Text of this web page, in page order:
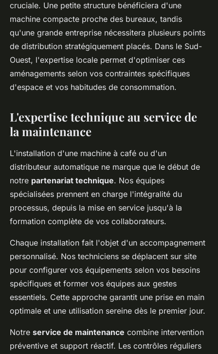
cruciale. Une petite structure bénéficiera d'une
machine compacte proche des bureaux, tandis
qu'une grande entreprise nécessitera plusieurs points
de distribution stratégiquement placés. Dans le Sud-
Ouest, l'expertise locale permet d'optimiser ces
aménagements selon vos contraintes spécifiques
d'espace et vos habitudes de consommation.
L'expertise technique au service de
la maintenance
L'installation d'une machine à café ou d'un
distributeur automatique ne marque que le début de
notre partenariat technique. Nos équipes
spécialisées prennent en charge l'intégralité du
processus, depuis la mise en service jusqu'à la
formation complète de vos collaborateurs.
Chaque installation fait l'objet d'un accompagnement
personnalisé. Nos techniciens se déplacent sur site
pour configurer vos équipements selon vos besoins
spécifiques et former vos équipes aux gestes
essentiels. Cette approche garantit une prise en main
optimale et une utilisation sereine dès le premier jour.
Notre service de maintenance combine intervention
préventive et support réactif. Les contrôles réguliers